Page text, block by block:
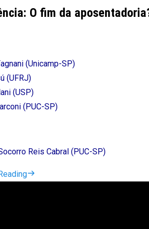
O fim da
(Unicamp-SP)
(UFRJ)
(USP)
(PUC-SP)
Reis Cabral (PUC-SP)